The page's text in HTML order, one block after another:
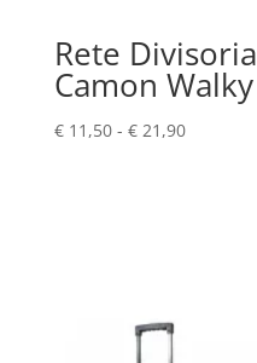
Rete
Camon
€11,50 - €21,90Fascia